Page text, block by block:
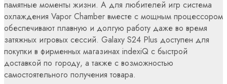
памятные моменты жизни. А для любителей игр система
охлаждения Vapor Chamber вместе с мощным процессором
обеспечивают плавную и долгую работу даже во время
затяжных игровых сессий. Galaxy S24 Plus доступен для
покупки в фирменных магазинах indexiQ с быстрой
доставкой по городу, а также с возможностью
самостоятельного получения товара.